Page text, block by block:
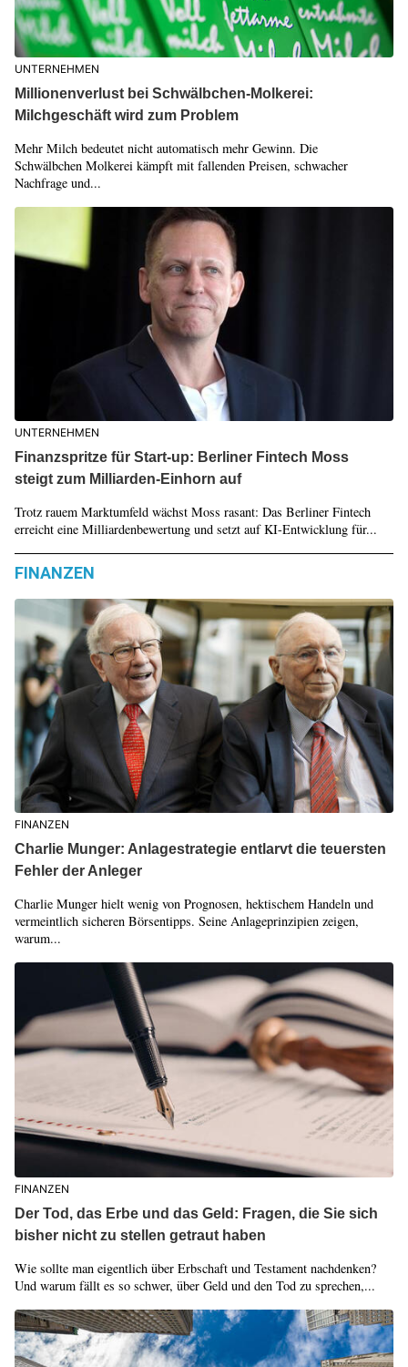
UNTERNEHMEN
Millionenverlust bei Schwälbchen-Molkerei:
Milchgeschäft wird zum Problem
Mehr Milch bedeutet nicht automatisch mehr Gewinn. Die
Schwälbchen Molkerei kämpft mit fallenden Preisen, schwacher
Nachfrage und...
UNTERNEHMEN
Finanzspritze für Start-up: Berliner Fintech Moss
steigt zum Milliarden-Einhorn auf
Trotz rauem Marktumfeld wächst Moss rasant: Das Berliner Fintech
erreicht eine Milliardenbewertung und setzt auf KI-Entwicklung für...
FINANZEN
FINANZEN
Charlie Munger: Anlagestrategie entlarvt die teuersten
Fehler der Anleger
Charlie Munger hielt wenig von Prognosen, hektischem Handeln und
vermeintlich sicheren Börsentipps. Seine Anlageprinzipien zeigen,
warum...
FINANZEN
Der Tod, das Erbe und das Geld: Fragen, die Sie sich
bisher nicht zu stellen getraut haben
Wie sollte man eigentlich über Erbschaft und Testament nachdenken?
Und warum fällt es so schwer, über Geld und den Tod zu sprechen,...